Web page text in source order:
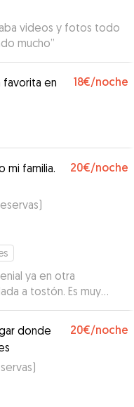
videos y fotos todo
mucho”
favorita en
18€/noche
mi familia.
20€/noche
)
ya en otra
a tostón. Es muy
con los detallas
con nosotros
se
y no hemos tenido
a tostón un poco
nos
donde
20€/noche
)